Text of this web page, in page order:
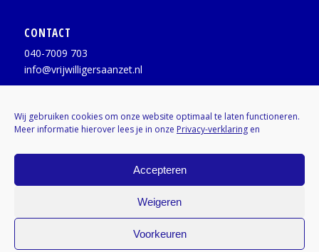
Wij gebruiken cookies om onze website optimaal te laten functioneren.
Meer informatie hierover lees je in onze Privacy-verklaring en
Accepteren
Weigeren
Voorkeuren
CONTACT
040-7009 703
info@vrijwilligersaanzet.nl
X / Twitter:@vrijwilligerAZ
Kenniscentrumvrijwilligers